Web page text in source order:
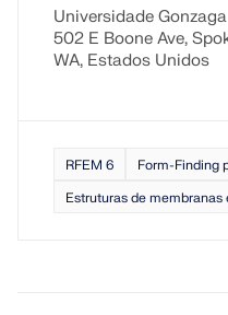
Universidade Gonzaga
502 E Boone Ave,
WA, Estados Unidos
RFEM 6
Form-Finding
Estruturas de membranas